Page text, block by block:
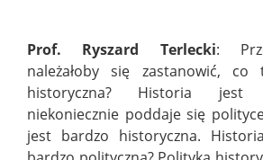
Prof. Ryszard Terlecki:
należałoby się zastanowić,
historyczna? Historia jest
niekoniecznie poddaje się
jest bardzo historyczna.